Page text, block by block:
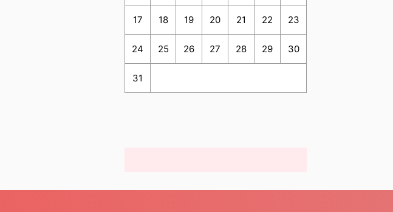
17 18 19 20 21 22 23
24 25 26 27 28 29 30
31